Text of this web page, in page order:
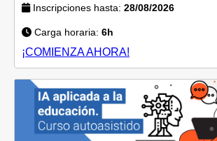
Inscripciones hasta: 28/08/2026
Carga horaria: 6h
¡COMIENZA AHORA!